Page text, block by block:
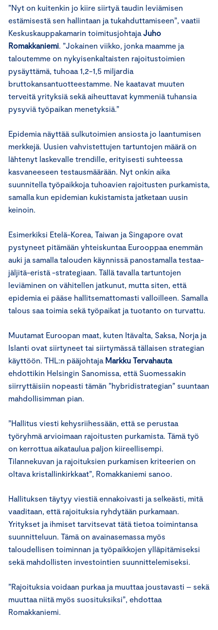
”Nyt on kuitenkin jo kiire siirtyä taudin leviämisen
estämisestä sen hallintaan ja tukahduttamiseen”, vaatii
Keskuskauppakamarin toimitusjohtaja Juho
Romakkaniemi. ”Jokainen viikko, jonka maamme ja
taloutemme on nykyisenkaltaisten rajoitustoimien
pysäyttämä, tuhoaa 1,2-1,5 miljardia
bruttokansantuotteestamme. Ne kaatavat muuten
terveitä yrityksiä sekä aiheuttavat kymmeniä tuhansia
pysyviä työpaikan menetyksiä.”
Epidemia näyttää sulkutoimien ansiosta jo laantumisen
merkkejä. Uusien vahvistettujen tartuntojen määrä on
lähtenyt laskevalle trendille, erityisesti suhteessa
kasvaneeseen testausmäärään. Nyt onkin aika
suunnitella työpaikkoja tuhoavien rajoitusten purkamista,
samalla kun epidemian kukistamista jatketaan uusin
keinoin.
Esimerkiksi Etelä-Korea, Taiwan ja Singapore ovat
pystyneet pitämään yhteiskuntaa Eurooppaa enemmän
auki ja samalla talouden käynnissä panostamalla testaa-
jäljitä-eristä -strategiaan. Tällä tavalla tartuntojen
leviäminen on vähitellen jatkunut, mutta siten, että
epidemia ei pääse hallitsemattomasti valloilleen. Samalla
talous saa toimia sekä työpaikat ja tuotanto on turvattu.
Muutamat Euroopan maat, kuten Itävalta, Saksa, Norja ja
Islanti ovat siirtyneet tai siirtymässä tällaisen strategian
käyttöön. THL:n pääjohtaja Markku Tervahauta
ehdottikin Helsingin Sanomissa, että Suomessakin
siirryttäisiin nopeasti tämän ”hybridistrategian” suuntaan
mahdollisimman pian.
”Hallitus viesti kehysriihessään, että se perustaa
työryhmä arvioimaan rajoitusten purkamista. Tämä työ
on kerrottua aikataulua paljon kiireellisempi.
Tilannekuvan ja rajoituksien purkamisen kriteerien on
oltava kristallinkirkkaat”, Romakkaniemi sanoo.
Hallituksen täytyy viestiä ennakoivasti ja selkeästi, mitä
vaaditaan, että rajoituksia ryhdytään purkamaan.
Yritykset ja ihmiset tarvitsevat tätä tietoa toimintansa
suunnitteluun. Tämä on avainasemassa myös
taloudellisen toiminnan ja työpaikkojen ylläpitämiseksi
sekä mahdollisten investointien suunnittelemiseksi.
”Rajoituksia voidaan purkaa ja muuttaa joustavasti – sekä
muuttaa niitä myös suosituksiksi”, ehdottaa
Romakkaniemi.